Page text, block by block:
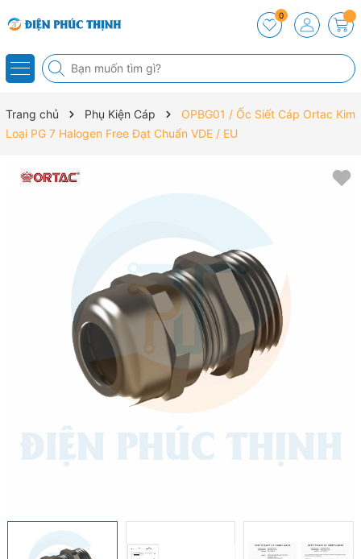
0
Trang chủ Phụ Kiện Cáp
OPBG01 / Ốc Siết Cáp Ortac Kim
Loại PG 7 Halogen Free Đạt Chuẩn VDE / EU